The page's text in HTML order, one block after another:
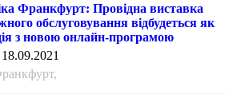
Франкфурт: Провідна виставка
обслуговування відбудеться як
з новою онлайн-програмою